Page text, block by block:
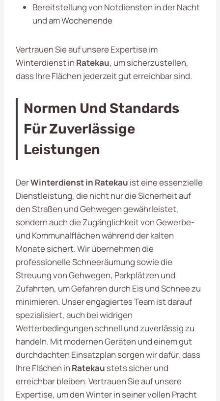
Bereitstellung von Notdiensten in der Nacht
und am Wochenende
Vertrauen Sie auf unsere Expertise im
Winterdienst in Ratekau, um sicherzustellen,
dass Ihre Flächen jederzeit gut erreichbar sind.
Normen Und Standards
Für Zuverlässige
Leistungen
DerWinterdienst in Ratekau ist eine essenzielle
Dienstleistung, die nicht nur die Sicherheit auf
den Straßen und Gehwegen gewährleistet,
sondern auch die Zugänglichkeit von Gewerbe-
und Kommunalflächen während der kalten
Monate sichert. Wir übernehmen die
professionelle Schneeräumung sowie die
Streuung von Gehwegen, Parkplätzen und
Zufahrten, um Gefahren durch Eis und Schnee zu
minimieren. Unser engagiertes Team ist darauf
spezialisiert, auch bei widrigen
Wetterbedingungen schnell und zuverlässig zu
handeln. Mit modernen Geräten und einem gut
durchdachten Einsatzplan sorgen wir dafür, dass
Ihre Flächen in Ratekau stets sicher und
erreichbar bleiben. Vertrauen Sie auf unsere
Expertise, um den Winter in seiner vollen Pracht